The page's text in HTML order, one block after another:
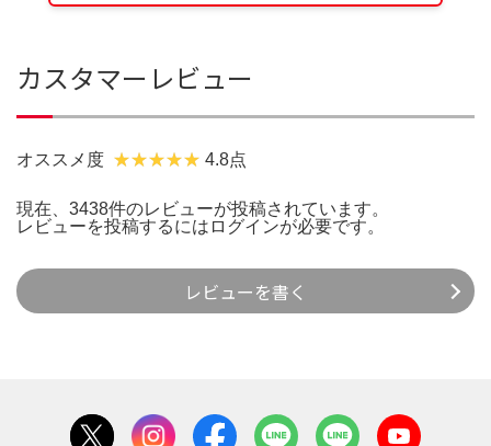
カスタマーレビュー
オススメ度 4.8点
現在、3438件のレビューが投稿されています。
レビューを投稿するには ログインが必要です。
レビューを書く